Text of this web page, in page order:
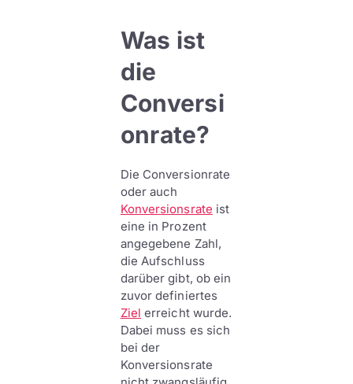
Was ist
die
Conversi
onrate?
Die Conversionrate
oder auch
Konversionsrate ist
eine in Prozent
angegebene Zahl,
die Aufschluss
darüber gibt, ob ein
zuvor definiertes
Ziel erreicht wurde.
Dabei muss es sich
bei der
Konversionsrate